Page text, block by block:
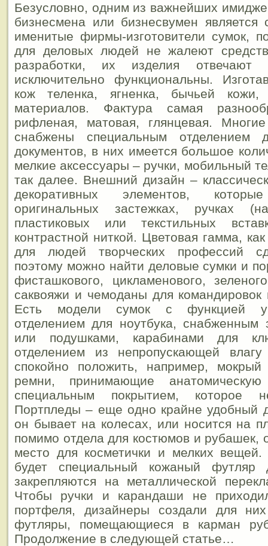
Безусловно, одним из важнейших
бизнесмена или бизнесвумен
именитые фирмы-изготовители сумок,
для деловых людей не жалеют
разработки, их изделия
исключительно функциональны.
кож теленка, ягненка, бычьей
материалов. Фактура самая
рифленая, матовая, глянцевая.
снабжены специальным отделением
документов, в них имеется большое
мелкие аксессуары – ручки, мобильный
так далее. Внешний дизайн –
декоративных элементов,
оригинальных застежках, ручках
пластиковых или текстильных
контрастной ниткой. Цветовая гамма,
для людей творческих профессий
поэтому можно найти деловые сумки и
фисташкового, цикламенового,
саквояжи и чемоданы для командировок
Есть модели сумок с функцией
отделением для ноутбука,
или подушками, карабинами для
отделением из непропускающей
спокойно положить, например,
ремни, принимающие
специальным покрытием, которое
Портпледы – еще одно крайне удобный
он бывает на колесах, или носится на
помимо отдела для костюмов и рубашек,
место для косметички и мелких
будет специальный кожаный футляр
закрепляются на металлической
Чтобы ручки и карандаши не
портфеля, дизайнеры создали для
футляры, помещающиеся в карман
Продолжение в следующей статье…